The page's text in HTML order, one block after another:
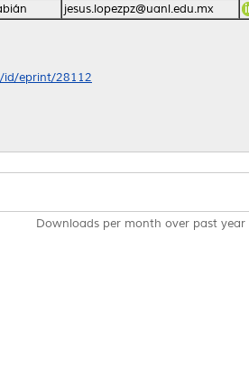
jesus.lopezpz@uanl.edu.mx
id/eprint/28112
Downloads per month over past year